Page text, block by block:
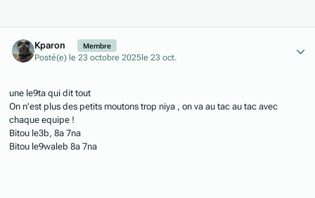
Kparon Membre
Posté(e) le 23 octobre 2025 le 23 oct.
une le9ta qui dit tout
On n'est plus des petits moutons trop niya , on va au tac au tac avec
chaque equipe !
Bitou le3b, 8a 7na
Bitou le9waleb 8a 7na